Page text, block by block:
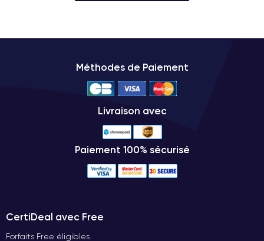
Méthodes de Paiement
Livraison avec
Paiement 100% sécurisé
CertiDeal avec Free
Forfaits Free éligibles